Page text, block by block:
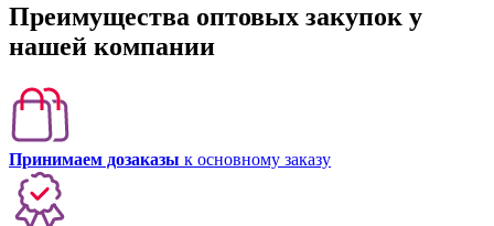
Преимущества оптовых закупок у
нашей компании
Принимаем дозаказы к основному заказу